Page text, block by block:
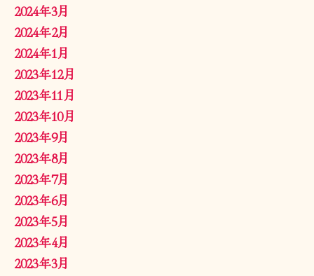
2024年3月
2024年2月
2024年1月
2023年12月
2023年11月
2023年10月
2023年9月
2023年8月
2023年7月
2023年6月
2023年5月
2023年4月
2023年3月